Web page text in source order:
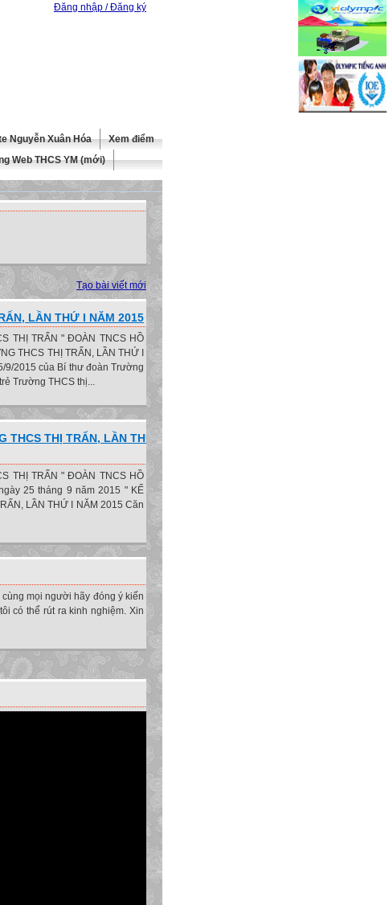
Đăng nhập / Đăng ký
Nguyễn Xuân Hóa
Xem điểm
Web THCS YM (mới)
Tạo bài viết mới
LẦN THỨ I NĂM 2015
THỊ TRẤN " ĐOÀN TNCS HỒ
THCS THỊ TRẤN, LẦN THỨ I
9/2015 của Bí thư đoàn Trường
Trường THCS thị...
THCS THỊ TRẤN, LẦN THỨ
THỊ TRẤN " ĐOÀN TNCS HỒ
25 tháng 9 năm 2015 " KẾ
LẦN THỨ I NĂM 2015 Căn
mọi người hãy đóng ý kiến
có thể rút ra kinh nghiệm. Xin